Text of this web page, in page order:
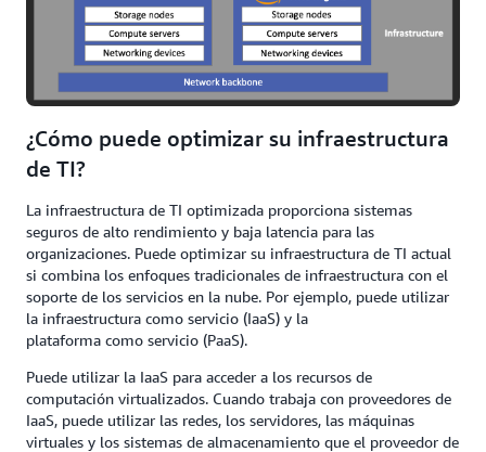
¿Cómo puede optimizar su infraestructura
de TI?
La infraestructura de TI optimizada proporciona sistemas
seguros de alto rendimiento y baja latencia para las
organizaciones. Puede optimizar su infraestructura de TI actual
si combina los enfoques tradicionales de infraestructura con el
soporte de los servicios en la nube. Por ejemplo, puede utilizar
la infraestructura como servicio (IaaS) y la
plataforma como servicio (PaaS).
Puede utilizar la IaaS para acceder a los recursos de
computación virtualizados. Cuando trabaja con proveedores de
IaaS, puede utilizar las redes, los servidores, las máquinas
virtuales y los sistemas de almacenamiento que el proveedor de